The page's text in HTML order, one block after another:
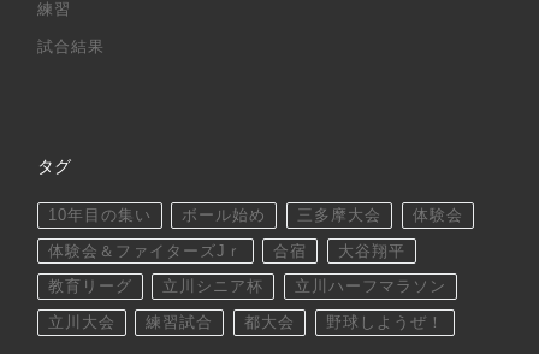
練習
試合結果
タグ
10年目の集い ボール始め 三多摩大会 体験会
体験会＆ファイターズJｒ 合宿 大谷翔平
教育リーグ 立川シニア杯 立川ハーフマラソン
立川大会 練習試合 都大会 野球しようぜ！